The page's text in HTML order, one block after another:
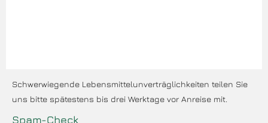
Schwerwiegende Lebensmittelunverträglichkeiten teilen Sie
uns bitte spätestens bis drei Werktage vor Anreise mit.
Spam-Check